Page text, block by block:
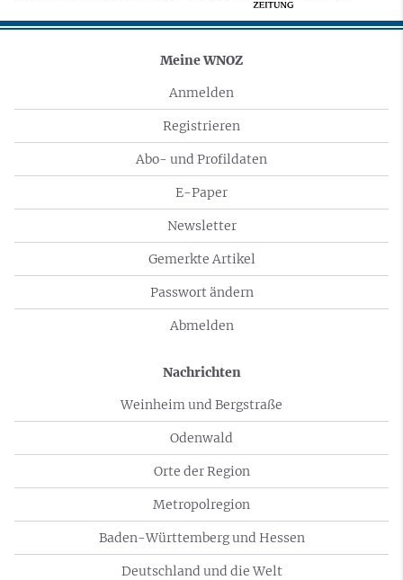
Meine WNOZ
Anmelden
Registrieren
Abo- und Profildaten
E-Paper
Newsletter
Gemerkte Artikel
Passwort ändern
Abmelden
Nachrichten
Weinheim und Bergstraße
Odenwald
Orte der Region
Metropolregion
Baden-Württemberg und Hessen
Deutschland und die Welt